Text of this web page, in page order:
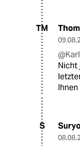
TM
Nicht
S